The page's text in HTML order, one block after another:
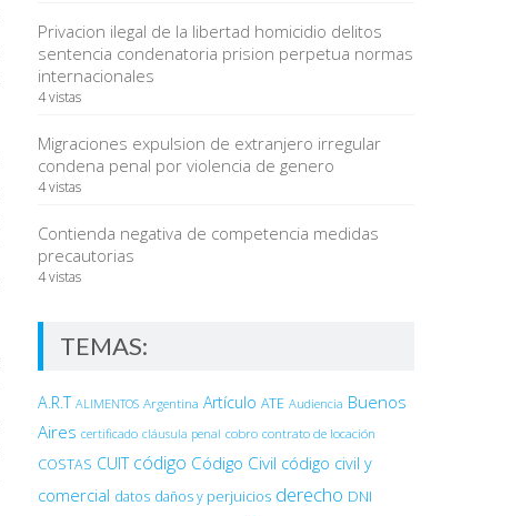
Privacion ilegal de la libertad homicidio delitos
sentencia condenatoria prision perpetua normas
internacionales
4 vistas
Migraciones expulsion de extranjero irregular
condena penal por violencia de genero
4 vistas
Contienda negativa de competencia medidas
precautorias
4 vistas
TEMAS:
A.R.T ALIMENTOS Argentina Artículo ATE Audiencia Buenos
Aires certificado cláusula penal cobro contrato de locación
COSTAS CUIT código Código Civil código civil y
comercial datos daños y perjuicios derecho DNI